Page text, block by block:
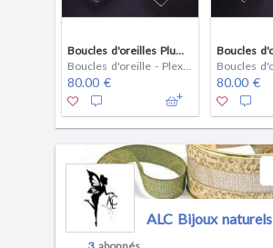
Boucles d'oreilles Plumes, modèle rectangle, élégant, Chic, Bijoux Modern et Contemporain, Plexiglas transparent gravé à la main, très léger R1
Boucles d'oreille - Plexiglas
80.00 € 80.00 €
ALC Bijoux naturels